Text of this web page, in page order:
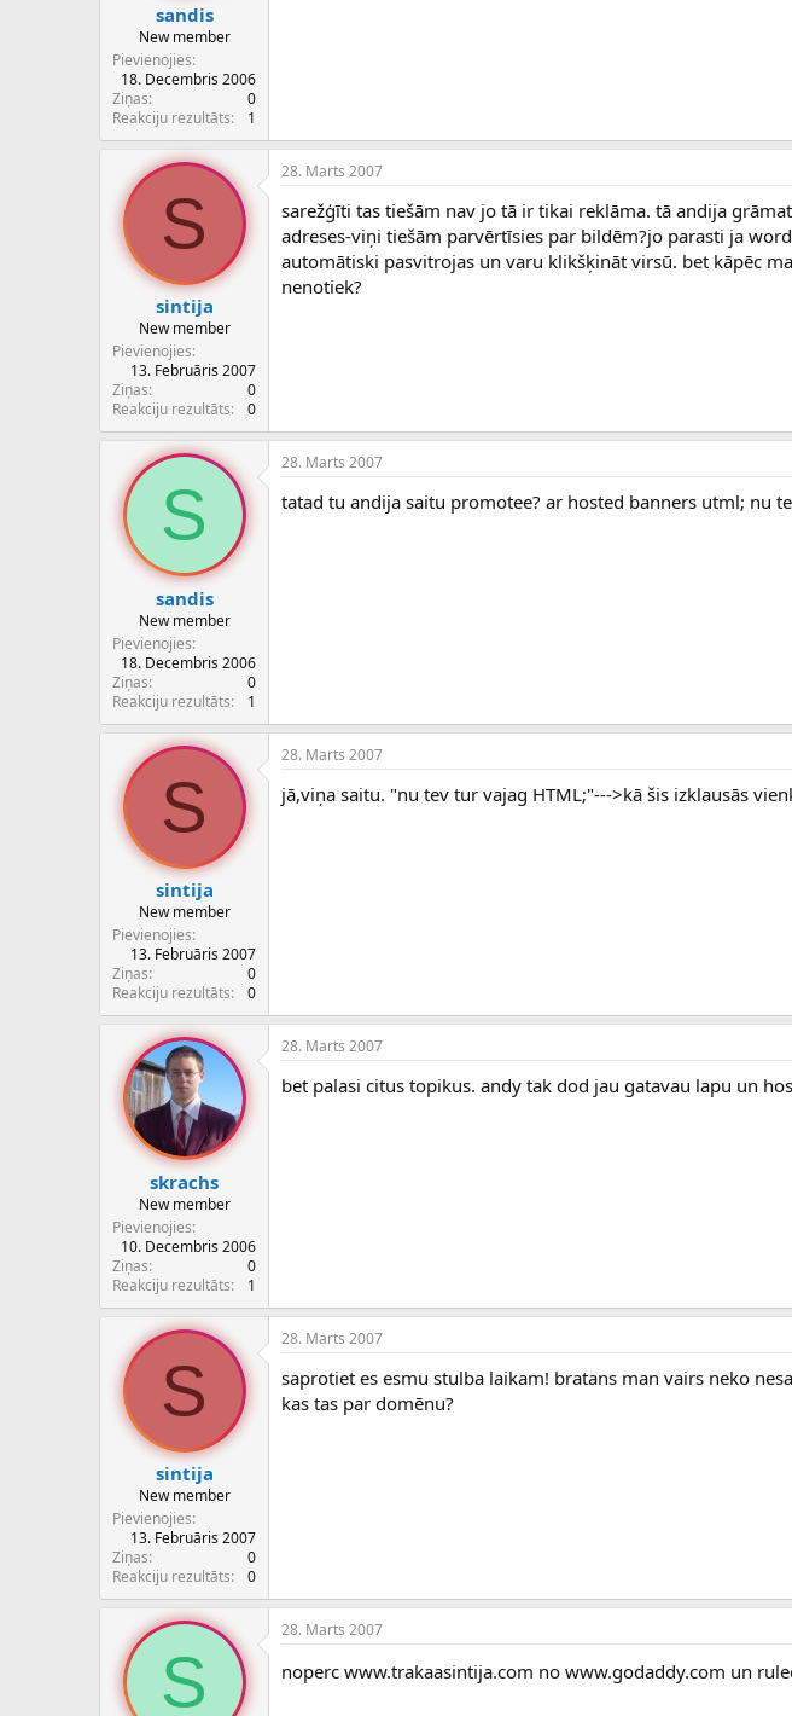
sandis
New member
Pievienojies
18. Decembris 2006
Ziņas
0
Reakciju rezultāts
1
S
sintija
New member
Pievienojies
13. Februāris 2007
Ziņas
0
Reakciju rezultāts
0
28. Marts 2007
sarežģīti tas tiešām nav jo tā ir tikai reklāma. tā andija
adreses-viņi tiešām parvērtīsies par bildēm?jo parasti ja
automātiski pasvitrojas un varu klikšķināt virsū. bet kāpēc
nenotiek?
S
sandis
New member
Pievienojies
18. Decembris 2006
Ziņas
0
Reakciju rezultāts
1
28. Marts 2007
tatad tu andija saitu promotee? ar hosted banners utml; nu
S
sintija
New member
Pievienojies
13. Februāris 2007
Ziņas
0
Reakciju rezultāts
0
28. Marts 2007
jā,viņa saitu. "nu tev tur vajag HTML;"--->kā šis izklausās
skrachs
New member
Pievienojies
10. Decembris 2006
Ziņas
0
Reakciju rezultāts
1
28. Marts 2007
bet palasi citus topikus. andy tak dod jau gatavau lapu un
S
sintija
New member
Pievienojies
13. Februāris 2007
Ziņas
0
Reakciju rezultāts
0
28. Marts 2007
saprotiet es esmu stulba laikam! bratans man vairs neko
kas tas par domēnu?
S
28. Marts 2007
noperc www.trakaasintija.com no www.godaddy.com un